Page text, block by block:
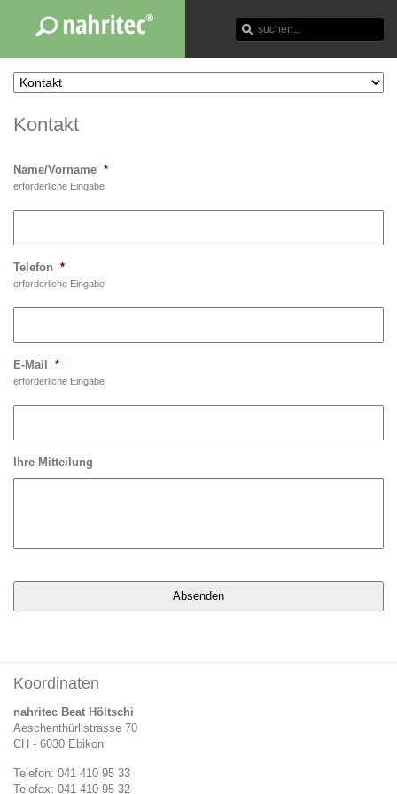
Kontakt
Name/Vorname *
erforderliche Eingabe
Telefon *
erforderliche Eingabe
E-Mail *
erforderliche Eingabe
Ihre Mitteilung
Koordinaten
nahritec Beat Höltschi
Aeschenthürlistrasse 70
CH - 6030 Ebikon
Telefon: 041 410 95 33
Telefax: 041 410 95 32